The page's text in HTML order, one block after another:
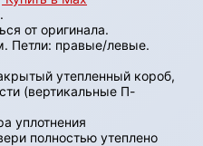
от оригинала.
Петли: правые/левые.
утепленный короб,
(вертикальные П-
уплотнения
полностью утеплено